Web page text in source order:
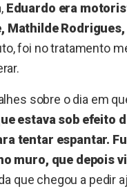
Eduardo era
Mathilde
foi no tratamento
sobre o dia em
estava sob efeito
tentar espantar.
muro, que depois
que chegou a pedir